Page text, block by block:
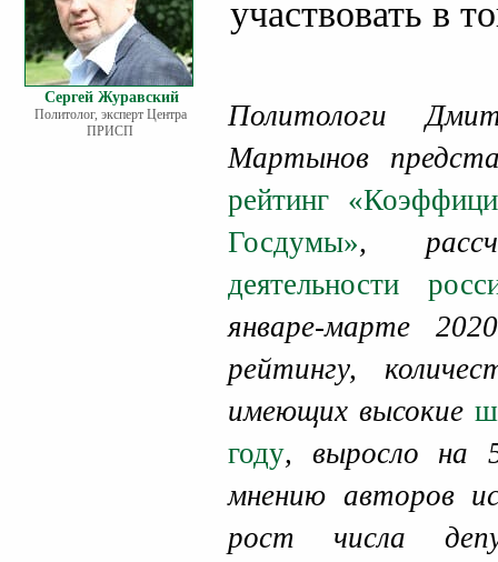
Сергей Журавский
Политолог, эксперт Центра
ПРИСП
участвовать в
Политологи
Мартынов
рейтинг
Госдумы»,
деятельности
январе-марте
рейтингу,
имеющих высокие
году, выросло на
мнению авторов
рост числа